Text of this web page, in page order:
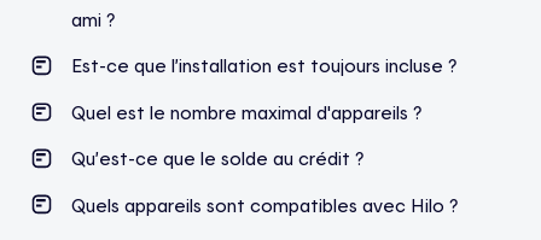
ami ?
Est-ce que l’installation est toujours incluse ?
Quel est le nombre maximal d'appareils ?
Qu’est-ce que le solde au crédit ?
Quels appareils sont compatibles avec Hilo ?